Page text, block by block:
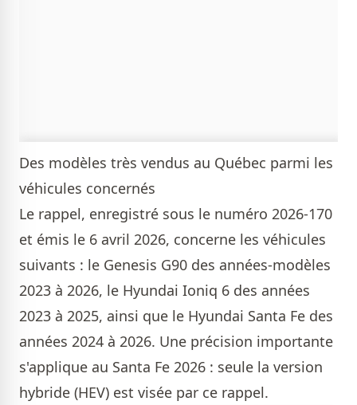
Des modèles très vendus au Québec parmi les
véhicules concernés
Le rappel, enregistré sous le numéro 2026-170
et émis le 6 avril 2026, concerne les véhicules
suivants : le Genesis G90 des années-modèles
2023 à 2026, le Hyundai Ioniq 6 des années
2023 à 2025, ainsi que le Hyundai Santa Fe des
années 2024 à 2026. Une précision importante
s'applique au Santa Fe 2026 : seule la version
hybride (HEV) est visée par ce rappel.